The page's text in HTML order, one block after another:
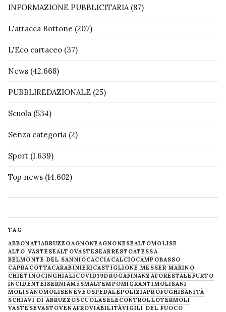
INFORMAZIONE PUBBLICITARIA (87)
L'attacca Bottone (207)
L'Eco cartaceo (37)
News (42.668)
PUBBLIREDAZIONALE (25)
Scuola (534)
Senza categoria (2)
Sport (1.639)
Top news (14.602)
TAG
ABBONATIABRUZZOAGNONEAGNONESEALTOMOLISE
ALTO VASTESEALTOVASTESEARRESTOATESSA
BELMONTE DEL SANNIOCACCIA CALCIOCAMPOBASSO
CAPRACOTTACARABINIERICASTIGLIONE MESSER MARINO
CHIETINOCINGHIALICOVID19DROGAFINANZAFORESTALE FURTO
INCIDENTEISERNIAM5SMALTEMPOMIGRANTIMOLISANI
MOLISANOMOLISENEVE OSPEDALEPOLIZIAPROFUGHISANITÀ
SCHIAVI DI ABRUZZOSCUOLASELECONTROLLOTERMOLI
VASTESEVASTOVENAFROVIABILITÀVIGILI DEL FUOCO